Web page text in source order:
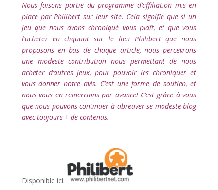
Nous faisons partie du programme d’affiliation mis en
place par Philibert sur leur site. Cela signifie que si un
jeu que nous avons chroniqué vous plaît, et que vous
l’achetez en cliquant sur le lien Philibert que nous
proposons en bas de chaque article, nous percevrons
une modeste contribution nous permettant de nous
acheter d’autres jeux, pour pouvoir les chroniquer et
vous donner notre avis. C’est une forme de soutien, et
nous vous en remercions par avance! C’est grâce à vous
que nous pouvons continuer à abreuver se modeste blog
avec toujours + de contenus.
Disponible ici: